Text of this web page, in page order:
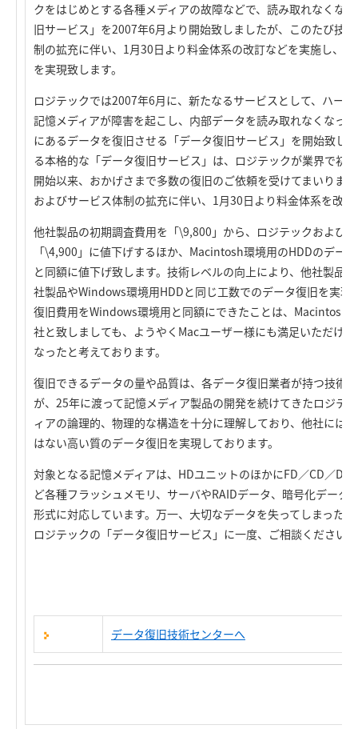
クをはじめとする各種メディアの故障などで、読み取れなくな
旧サービス」を2007年6月より開始致しましたが、このたび技
制の拡充に伴い、1月30日より料金体系の改訂などを実施し、
を実現致します。
ロジテックでは2007年6月に、新たなるサービスとして、ハー
記憶メディアが障害を起こし、内部データを読み取れなくなっ
にあるデータを復旧させる「データ復旧サービス」を開始致し
る本格的な「データ復旧サービス」は、ロジテックが業界で初
開始以来、おかげさまで多数の復旧のご依頼を受けてまいりま
およびサービス体制の拡充に伴い、1月30日より料金体系を改
他社製品の初期調査費用を「\9,800」から、ロジテックおよび
「\4,900」に値下げするほか、Macintosh環境用のHDDのデー
と同額に値下げ致します。技術レベルの向上により、他社製品
社製品やWindows環境用HDDと同じ工数でのデータ復旧を実
復旧費用をWindows環境用と同額にできたことは、Macintosh
社と致しましても、ようやくMacユーザー様にも満足いただけ
なったと考えております。
復旧できるデータの量や品質は、各データ復旧業者が持つ技術
が、25年に渡って記憶メディア製品の開発を続けてきたロジテ
ィアの論理的、物理的な構造を十分に理解しており、他社には
はない高い質のデータ復旧を実現しております。
対象となる記憶メディアは、HDユニットのほかにFD／CD／
ど各種フラッシュメモリ、サーバやRAIDデータ、暗号化データ
形式に対応しています。万一、大切なデータを失ってしまった
ロジテックの「データ復旧サービス」に一度、ご相談ください。
データ復旧技術センターへ